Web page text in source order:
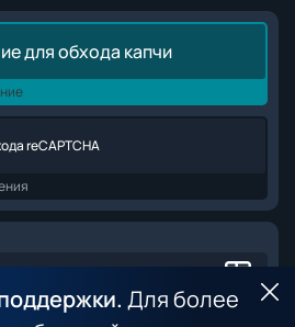
Для более
для обхода капчи
reCAPTCHA